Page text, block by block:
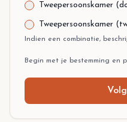
Tweepersoonskamer
Tweepersoonskamer
Indien een combinatie,
Begin met je bestemming en